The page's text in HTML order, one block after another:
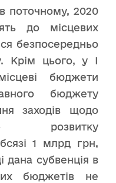
поточному, 2020
до місцевих
безпосередньо
Крім цього, у І
бюджети
бюджету
заходів щодо
розвитку
1 млрд грн,
дана субвенція в
бюджетів не